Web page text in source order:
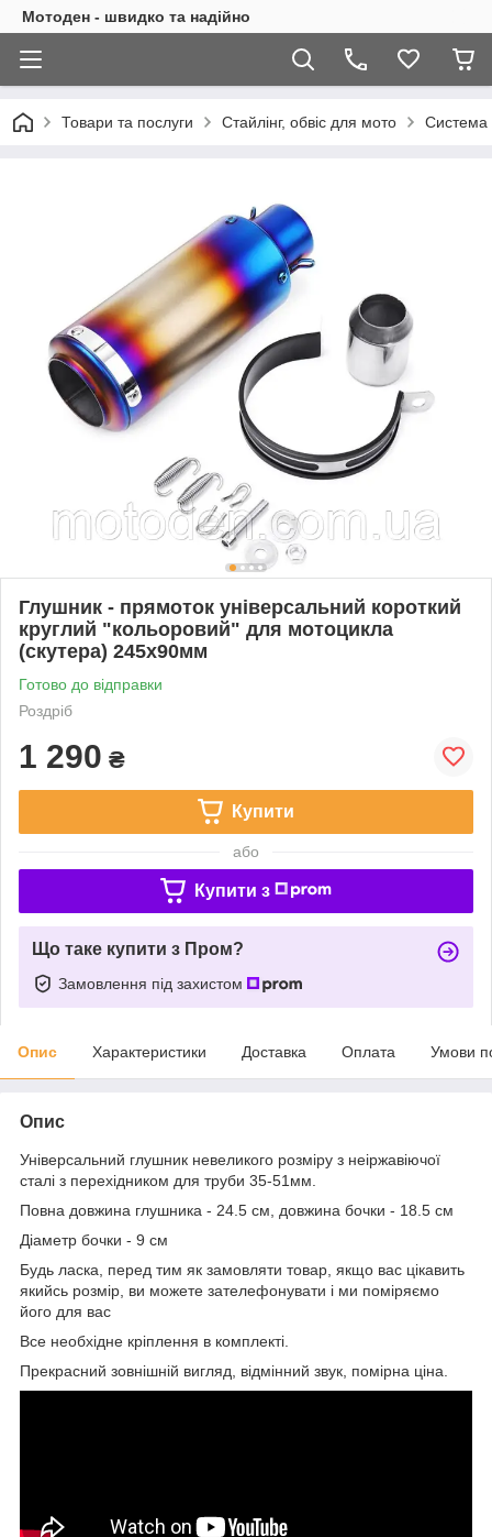
Мотоден - швидко та надійно
Товари та послуги Стайлінг, обвіс для мото Система
Глушник - прямоток універсальний короткий
круглий "кольоровий" для мотоцикла
(скутера) 245х90мм
Готово до відправки
Роздріб
1 290 ₴
Купити
або
Купити з
Що таке купити з Пром?
Замовлення під захистом
Опис Характеристики Доставка Оплата Умови
Опис
Універсальний глушник невеликого розміру з неіржавіючої
сталі з перехідником для труби 35-51мм.
Повна довжина глушника - 24.5 см, довжина бочки - 18.5 см
Діаметр бочки - 9 см
Будь ласка, перед тим як замовляти товар, якщо вас цікавить
якийсь розмір, ви можете зателефонувати і ми поміряємо
його для вас
Все необхідне кріплення в комплекті.
Прекрасний зовнішній вигляд, відмінний звук, помірна ціна.